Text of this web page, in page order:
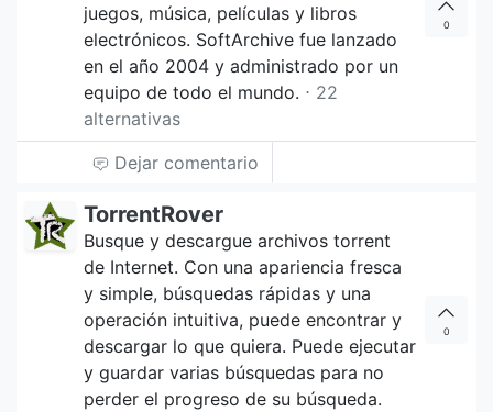
juegos, música, películas y libros
electrónicos. SoftArchive fue lanzado
en el año 2004 y administrado por un
equipo de todo el mundo. ⋅ 22
alternativas
0
Dejar comentario
TorrentRover
Busque y descargue archivos torrent
de Internet. Con una apariencia fresca
y simple, búsquedas rápidas y una
operación intuitiva, puede encontrar y
descargar lo que quiera. Puede ejecutar
y guardar varias búsquedas para no
perder el progreso de su búsqueda.
0